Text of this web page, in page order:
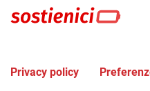
Privacy policy